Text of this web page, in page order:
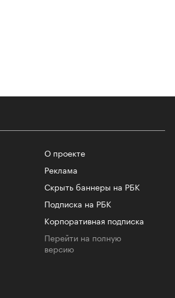
О проекте
Реклама
Скрыть баннеры на РБК
Подписка на РБК
Корпоративная подписка
Перейти на полную
версию